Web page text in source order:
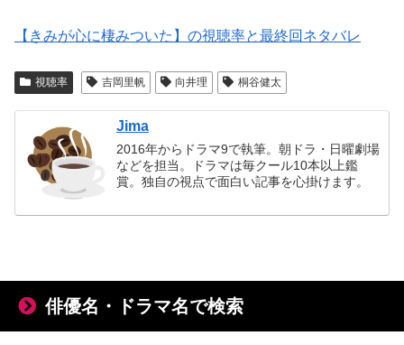
【きみが心に棲みついた】の視聴率と最終回ネタバレ
視聴率 吉岡里帆 向井理 桐谷健太
Jima
2016年からドラマ9で執筆。朝ドラ・日曜劇場
などを担当。ドラマは毎クール10本以上鑑
賞。独自の視点で面白い記事を心掛けます。
俳優名・ドラマ名で検索